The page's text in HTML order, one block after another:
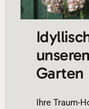
Garten
Ihre Traum-